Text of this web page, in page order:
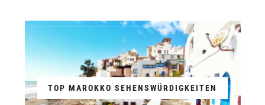
TOP MAROKKO SEHENSWÜRDIGKEITEN